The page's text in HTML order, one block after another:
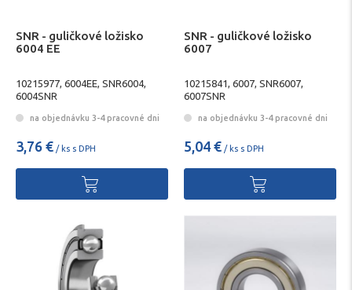
SNR - guličkové ložisko
6004 EE
10215977, 6004EE, SNR6004,
6004SNR
na objednávku 3-4 pracovné dni
3,76 € / ks s DPH
SNR - guličkové ložisko
6007
10215841, 6007, SNR6007,
6007SNR
na objednávku 3-4 pracovné dni
5,04 € / ks s DPH